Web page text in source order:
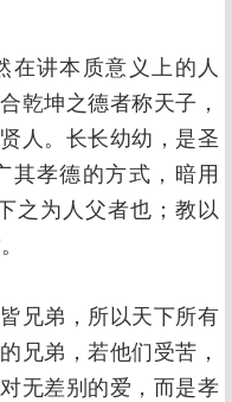
在讲本质意义上的人
乾坤之德者称天子，
人。长长幼幼，是圣
其孝德的方式，暗用
之为人父者也；教以
兄弟，所以天下所有
兄弟，若他们受苦，
无差别的爱，而是孝